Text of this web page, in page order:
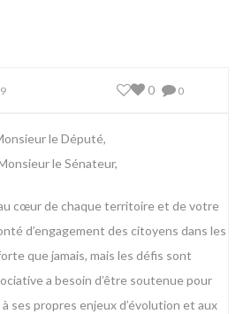
0
0
le Député,
le Sénateur,
cœur de chaque territoire et de votre
d’engagement des citoyens dans les
que jamais, mais les défis sont
a besoin d’être soutenue pour
ses propres enjeux d’évolution et aux